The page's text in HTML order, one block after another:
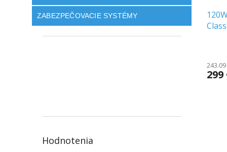
ZABEZPEČOVACIE SYSTÉMY
Hodnotenia
299